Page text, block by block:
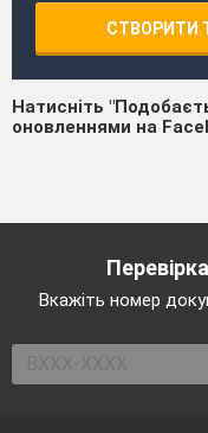
СТВОРИТИ
Натисніть
оновленнями на
Вкажіть номер